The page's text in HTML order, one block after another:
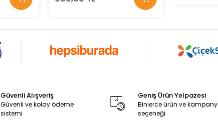
Güvenli Alışveriş
Güvenli ve kolay ödeme
sistemi
Geniş Ürün Yelpazesi
Binlerce ürün ve
seçeneği